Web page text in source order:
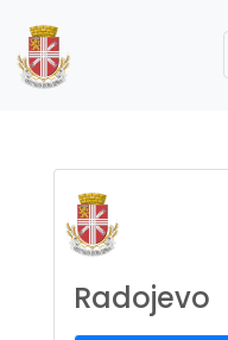
Radojevo